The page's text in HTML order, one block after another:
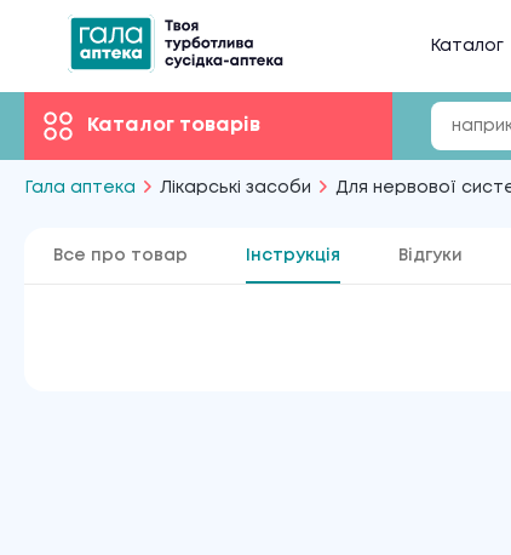
Каталог
Каталог товарів
Гала аптека Лікарські засоби Для нервової
Все про товар Інструкція Відгуки